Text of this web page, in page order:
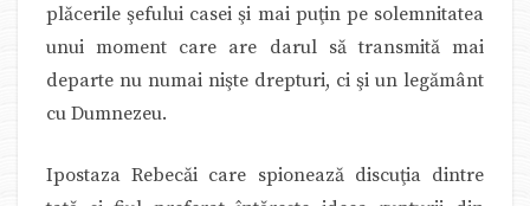
plăcerile şefului casei şi mai puţin pe solemnitatea
unui moment care are darul să transmită mai
departe nu numai nişte drepturi, ci şi un legământ
cu Dumnezeu.
Ipostaza Rebecăi care spionează discuţia dintre